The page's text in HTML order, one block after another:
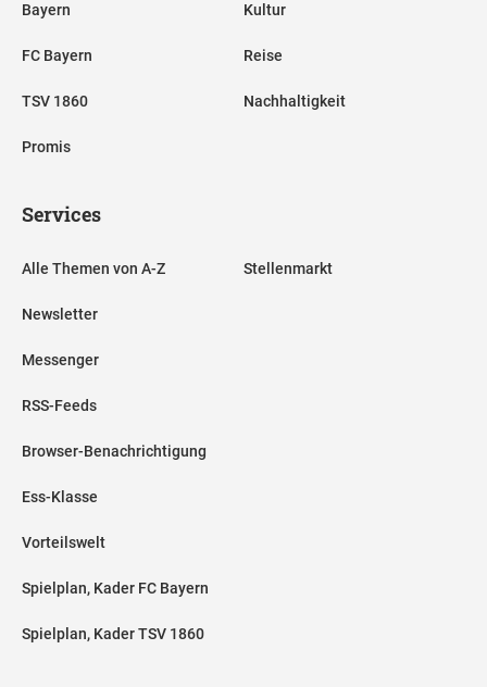
Bayern
FC Bayern
TSV 1860
Promis
Kultur
Reise
Nachhaltigkeit
Services
Alle Themen von A-Z
Newsletter
Messenger
RSS-Feeds
Browser-Benachrichtigung
Ess-Klasse
Vorteilswelt
Spielplan, Kader FC Bayern
Spielplan, Kader TSV 1860
Stellenmarkt